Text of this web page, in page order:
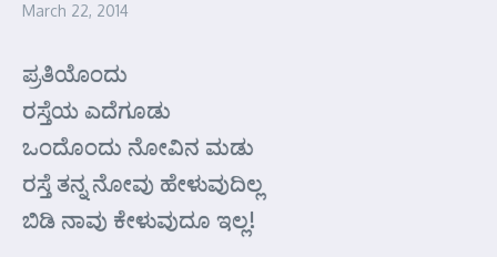
March 22, 2014
ಪ್ರತಿಯೊಂದು
ರಸ್ತೆಯ ಎದೆಗೂಡು
ಒಂದೊಂದು ನೋವಿನ ಮಡು
ರಸ್ತೆ ತನ್ನ ನೋವು ಹೇಳುವುದಿಲ್ಲ
ಬಿಡಿ ನಾವು ಕೇಳುವುದೂ ಇಲ್ಲ!